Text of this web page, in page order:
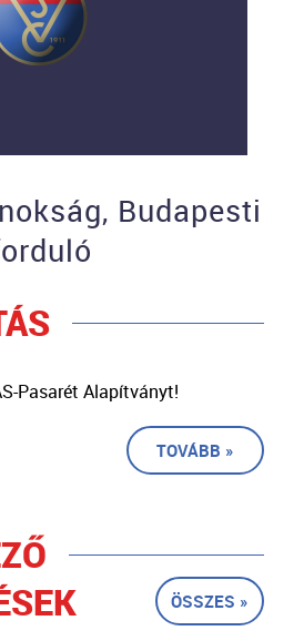
Budapesti
Pasarét Alapítványt!
TOVÁBB »
ÖSSZES »